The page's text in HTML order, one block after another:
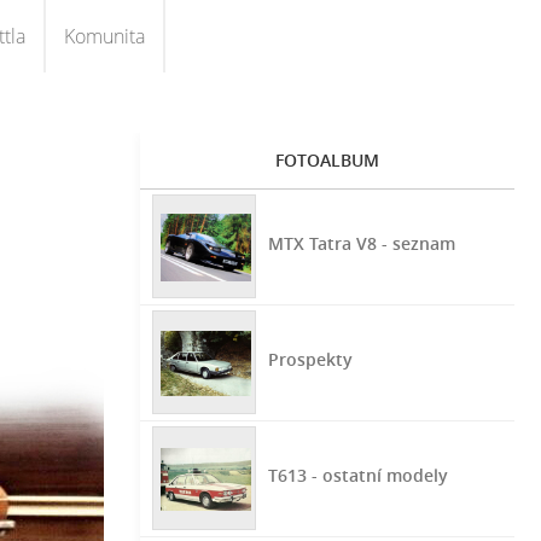
Komunita
FOTOALBUM
MTX Tatra V8 - seznam
Prospekty
T613 - ostatní modely